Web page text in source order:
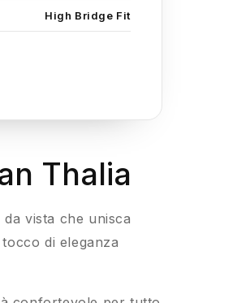
High Bridge Fit
Thalia
vista che unisca
di eleganza